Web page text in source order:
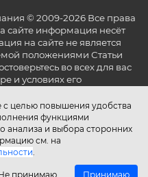
с целью повышения удобства
функциями
анализа и выбора сторонних
см. на
.
принимаю Принимаю
© 2009-2026 Все права
сайте информация несёт
на сайте не является
положениями Статьи
во всех для вас
и условиях его